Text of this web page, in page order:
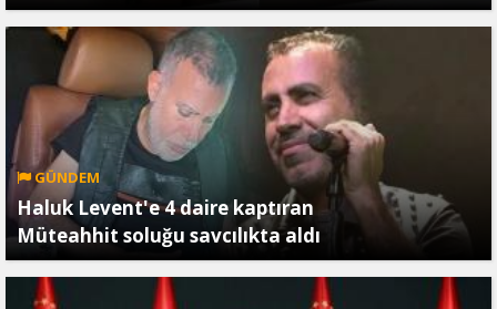
GÜNDEM
Haluk Levent'e 4 daire kaptıran
Müteahhit soluğu savcılıkta aldı